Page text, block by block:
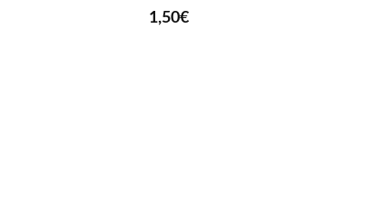
1,50€